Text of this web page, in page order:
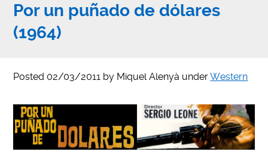
Por un puñado de dólares
(1964)
Posted 02/03/2011 by Miquel Alenyà underWestern